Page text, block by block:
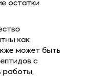
остатки
как
может быть
с
работы,